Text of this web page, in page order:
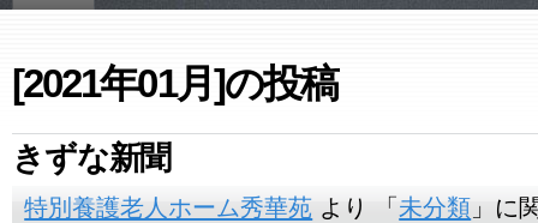
[2021年01月]の投稿
きずな新聞
特別養護老人ホーム秀華苑 より 「 未分類 」に